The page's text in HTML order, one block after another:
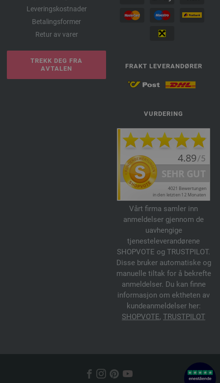
Leveringskostnader
Betalingsformer
Retur av varer
TREKK DEG FRA
AVTALEN
FRAKT LEVERANDØRER
VURDERING
Vårt firma samler inn
anmeldelser gjennom de
uavhengige
tjenesteleverandørene
SHOPVOTE og TRUSTPILOT.
Disse bruker automatiske og
manuelle tiltak for å bekrefte
anmeldelser. Du kan finne
informasjon om ektheten av
kundeanmeldelser her:
SHOPVOTE, TRUSTPILOT